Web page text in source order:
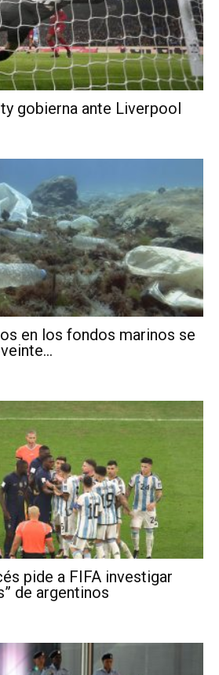
gobierna ante Liverpool
en los fondos marinos se
pide a FIFA investigar
de argentinos